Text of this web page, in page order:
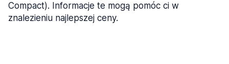
Compact). Informacje te mogą pomóc ci w
znalezieniu najlepszej ceny.